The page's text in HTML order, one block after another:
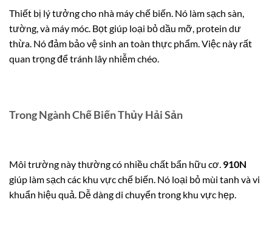
Thiết bị lý tưởng cho nhà máy chế biến. Nó làm sạch sàn,
tường, và máy móc. Bọt giúp loại bỏ dầu mỡ, protein dư
thừa. Nó đảm bảo vệ sinh an toàn thực phẩm. Việc này rất
quan trọng để tránh lây nhiễm chéo.
Trong Ngành Chế Biến Thủy Hải Sản
Môi trường này thường có nhiều chất bẩn hữu cơ. 910N
giúp làm sạch các khu vực chế biến. Nó loại bỏ mùi tanh và vi
khuẩn hiệu quả. Dễ dàng di chuyển trong khu vực hẹp.